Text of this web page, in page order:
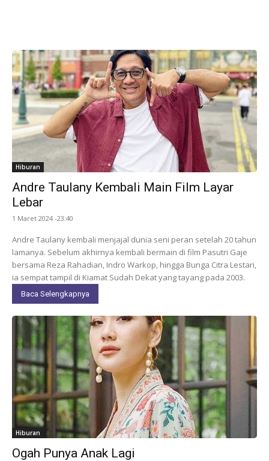
Hiburan
Andre Taulany Kembali Main Film Layar
Lebar
1 Maret 2024 -23:40
Andre Taulany kembali menjajal dunia seni peran setelah 20 tahun
lamanya. Sebelum akhirnya kembali bermain di film Pasutri Gaje
bersama Reza Rahadian, Indro Warkop, hingga Bunga Citra Lestari,
ia sempat tampil di Kiamat Sudah Dekat yang tayang pada 2003.
Baca Selengkapnya
Hiburan
Ogah Punya Anak Lagi